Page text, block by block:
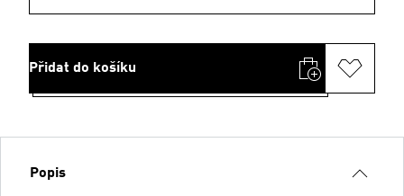
Přidat do košíku
Popis